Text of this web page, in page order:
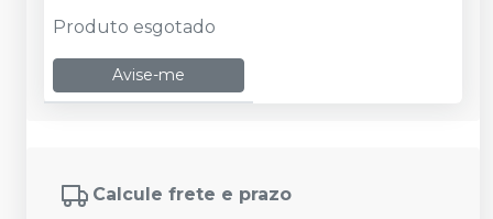
Produto esgotado
Avise-me
Calcule frete e prazo